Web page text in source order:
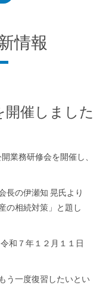
情報
開催しました
業務研修会を開催し、
長の伊瀬知 晃氏より
の相続対策」と題し
和７年１２月１１日
う一度復習したいとい